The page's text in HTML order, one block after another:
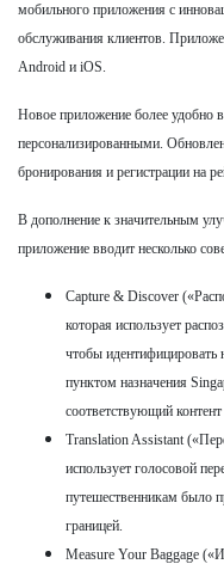
мобильного приложения с
обслуживания клиентов.
Android и iOS.
Новое приложение более удобно
персонализированными.
бронирования и регистрации на
В дополнение к значительным
приложение вводит несколько
Capture & Discover
которая использует
чтобы идентифицировать
пунктом назначения
соответствующий
Translation Assistant
использует голосовой
путешественникам было
границей.
Measure Your Baggage